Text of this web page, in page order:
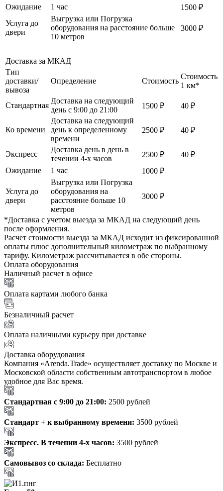
Ожидание
1 час
1500 ₽
Услуга до
двери
Выгрузка или Погрузка
оборудования на расстояние больше
10 метров
3000 ₽
Доставка за МКАД
Тип
доставки/
вывоза
Определение Стоимость
Стоимость
1 км*
Стандартная
Доставка на следующий
день с 9:00 до 21:00
1500 ₽ 40 ₽
Ко времени
Доставка на следующий
день к определенному
времени
2500 ₽ 40 ₽
Экспресс
Доставка день в день в
течении 4-х часов
2500 ₽
40 ₽
Ожидание
1 час 1000 ₽
Услуга до
двери
Выгрузка или Погрузка
оборудования на
расстояние больше 10
метров
3000 ₽
*Доставка с учетом выезда за МКАД на следующий день
после оформления.
Расчет стоимости выезда за МКАД исходит из фиксированной
оплаты плюс дополнительный километраж по выбранному
тарифу. Километраж рассчитывается в обе стороны.
Оплата оборудования
Наличный расчет в офисе
Оплата картами любого банка
Безналичный расчет
Оплата наличными курьеру при доставке
Доставка оборудования
Компания «Arenda.Trade» осуществляет доставку по Москве и
Московской области собственным автотранспортом в любое
удобное для Вас время.
Стандартная с 9:00 до 21:00: 2500 рублей
Стандарт + к выбранному времени: 3500 рублей
Экспресс. В течении 4-х часов: 3500 рублей
Самовывоз со склада: Бесплатно